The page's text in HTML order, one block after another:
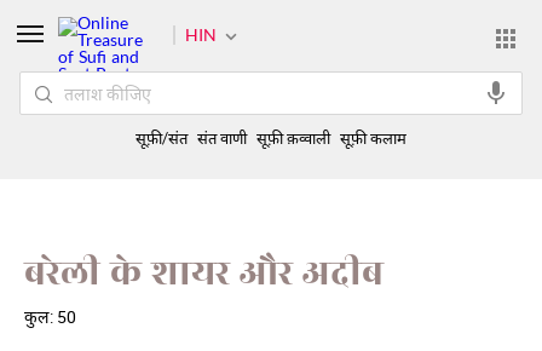
बरेली के शायर और अदीब
कुल: 50
HIN
सूफ़ी/संत संत वाणी सूफ़ी क़व्वाली सूफ़ी कलाम